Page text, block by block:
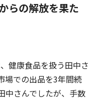
らの解放を果た
健康食品を扱う田中さ
場での出品を3年間続
中さんでしたが、手数